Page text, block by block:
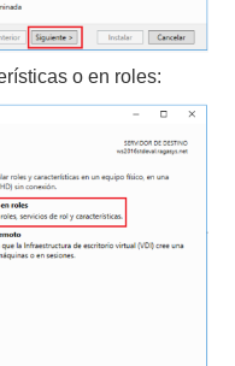
o en roles: